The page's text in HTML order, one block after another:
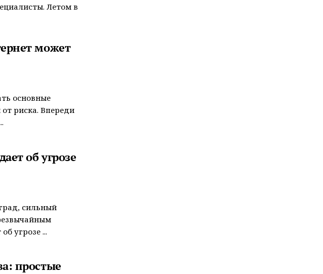
Летом в
может
основные
риска. Впереди
об угрозе
сильный
угрозе ...
простые